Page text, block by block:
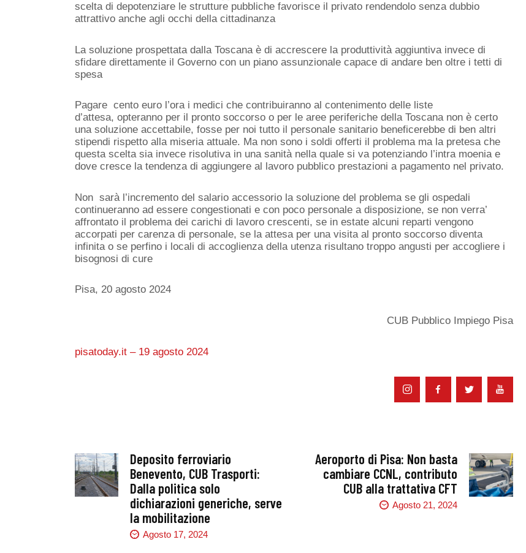
scelta di depotenziare le strutture pubbliche favorisce il privato rendendolo senza dubbio
attrattivo anche agli occhi della cittadinanza
La soluzione prospettata dalla Toscana è di accrescere la produttività aggiuntiva invece di
sfidare direttamente il Governo con un piano assunzionale capace di andare ben oltre i tetti di
spesa
Pagare cento euro l’ora i medici che contribuiranno al contenimento delle liste
d’attesa, opteranno per il pronto soccorso o per le aree periferiche della Toscana non è certo
una soluzione accettabile, fosse per noi tutto il personale sanitario beneficerebbe di ben altri
stipendi rispetto alla miseria attuale. Ma non sono i soldi offerti il problema ma la pretesa che
questa scelta sia invece risolutiva in una sanità nella quale si va potenziando l’intra moenia e
dove cresce la tendenza di aggiungere al lavoro pubblico prestazioni a pagamento nel privato.
Non sarà l’incremento del salario accessorio la soluzione del problema se gli ospedali
continueranno ad essere congestionati e con poco personale a disposizione, se non verra’
affrontato il problema dei carichi di lavoro crescenti, se in estate alcuni reparti vengono
accorpati per carenza di personale, se la attesa per una visita al pronto soccorso diventa
infinita o se perfino i locali di accoglienza della utenza risultano troppo angusti per accogliere i
bisognosi di cure
Pisa, 20 agosto 2024
CUB Pubblico Impiego Pisa
pisatoday.it – 19 agosto 2024
Deposito ferroviario
Benevento, CUB Trasporti:
Dalla politica solo
dichiarazioni generiche, serve
la mobilitazione
Agosto 17, 2024
Aeroporto di Pisa: Non basta
cambiare CCNL, contributo
CUB alla trattativa CFT
Agosto 21, 2024